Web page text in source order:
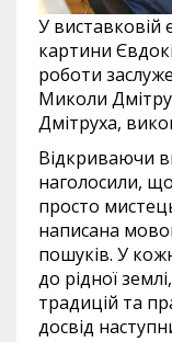
У виставковій
картини
роботи
Миколи
Дмітруха,
Відкриваючи
наголосили,
просто
написана
пошуків. У
до рідної
традицій та
досвід